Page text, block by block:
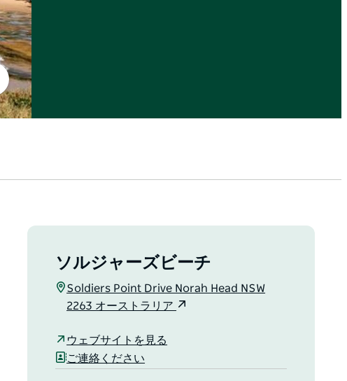
ソルジャーズビーチ
Soldiers Point Drive Norah Head NSW
2263 オーストラリア
ウェブサイトを見る
ご連絡ください